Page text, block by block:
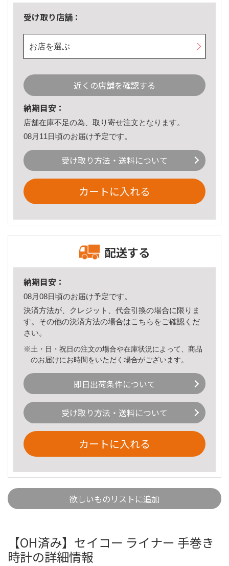
受け取り店舗：
お店を選ぶ
近くの店舗を確認する
納期目安：
店舗在庫不足の為、取り寄せ注文となります。
08月11日頃のお届け予定です。
受け取り方法・送料について
カートに入れる
配送する
納期目安：
08月08日頃のお届け予定です。
決済方法が、クレジット、代金引換の場合に限りま
す。その他の決済方法の場合はこちら をご確認くだ
さい。
※土・日・祝日の注文の場合や在庫状況によって、商品
のお届けにお時間をいただく場合がございます。
即日出荷条件について
受け取り方法・送料について
カートに入れる
欲しいものリストに追加
【OH済み】セイコー ライナー 手巻き
時計の詳細情報